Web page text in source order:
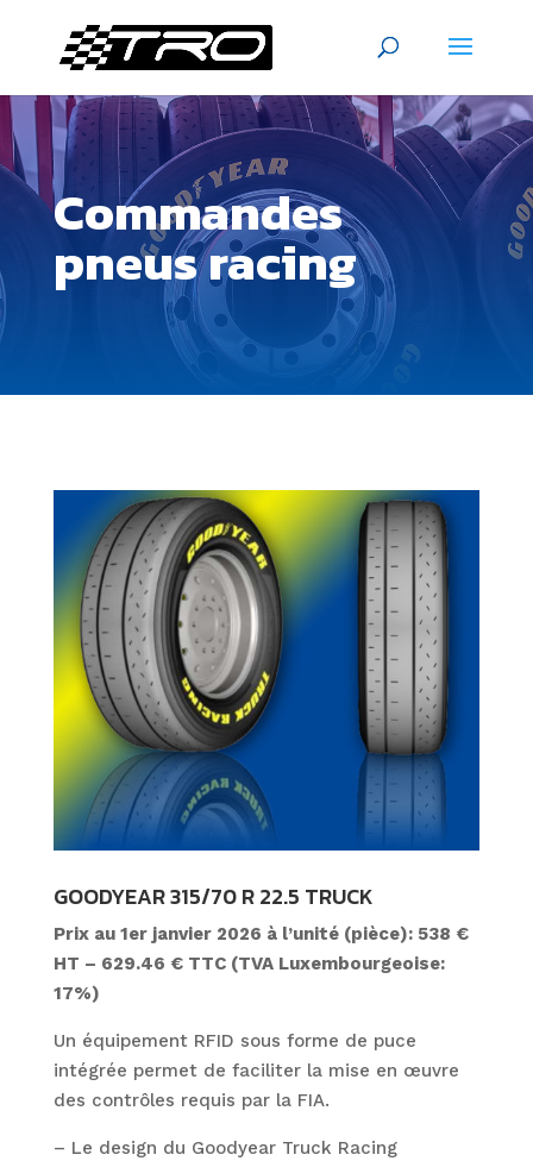
Commandes
pneus racing
GOODYEAR 315/70 R 22.5 TRUCK
Prix au 1er janvier 2026 à l’unité (pièce): 538 €
HT – 629.46 € TTC (TVA Luxembourgeoise:
17%)
Un équipement RFID sous forme de puce
intégrée permet de faciliter la mise en œuvre
des contrôles requis par la FIA.
– Le design du Goodyear Truck Racing